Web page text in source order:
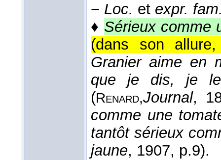
− Loc. et expr.
♦ Sérieux comme
(dans son
Granier aime en
que je dis, je
(Renard,Journal,
comme une
tantôt sérieux
jaune, 1907, p.9).